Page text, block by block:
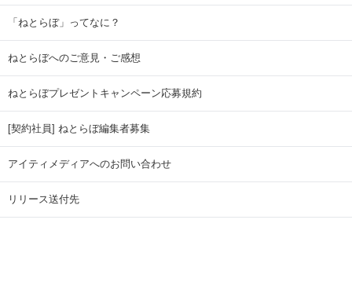
「ねとらぼ」ってなに？
ねとらぼへのご意見・ご感想
ねとらぼプレゼントキャンペーン応募規約
[契約社員] ねとらぼ編集者募集
アイティメディアへのお問い合わせ
リリース送付先